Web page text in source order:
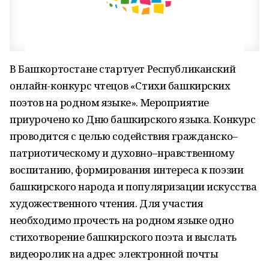
В Башкортостане стартует Республиканский
онлайн-конкурс чтецов «Стихи башкирских
поэтов на родном языке». Мероприятие
приурочено ко Дню башкирского языка. Конкурс
проводится с целью содействия гражданско–
патриотическому и духовно–нравственному
воспитанию, формирования интереса к поэзии
башкирского народа и популяризации искусства
художественного чтения. Для участия
необходимо прочесть на родном языке одно
стихотворение башкирского поэта и выслать
видеоролик на адрес электронной почты